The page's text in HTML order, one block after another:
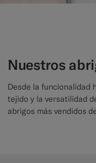
Nuestros
Desde la funcionalidad
tejido y la versatilidad
abrigos más vendidos